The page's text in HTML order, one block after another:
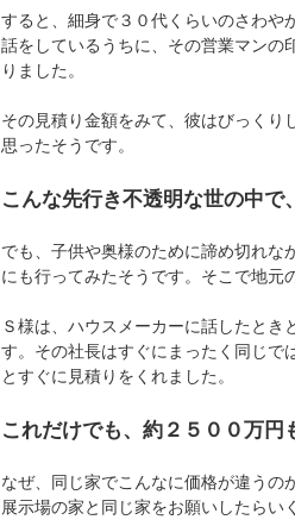
すると、細身で３０代くらいのさわや
話をしているうちに、その営業マンの
りました。
その見積り金額をみて、彼はびっくり
思ったそうです。
こんな先行き不透明な世の中で
でも、子供や奥様のために諦め切れな
にも行ってみたそうです。そこで地元
Ｓ様は、ハウスメーカーに話したと
す。その社長はすぐにまったく同じで
とすぐに見積りをくれました。
これだけでも、約２５００万円
なぜ、同じ家でこんなに価格が違うの
展示場の家と同じ家をお願いしたらい